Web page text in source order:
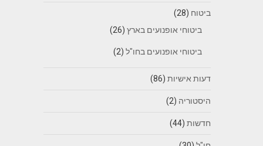
ביטוח (28)
ביטוחי אופנועים בארץ(26)
ביטוחי אופנועים בחו"ל(2)
דעות אישיות(86)
היסטוריה (2)
חדשות(44)